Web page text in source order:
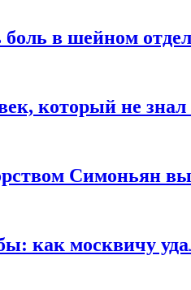
боль в шейном
который не
Симоньян
как москвичу